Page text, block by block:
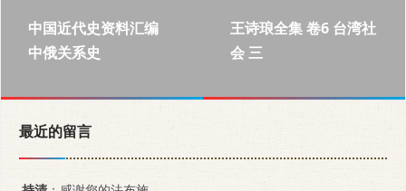
中国近代史资料汇编
中俄关系史
王诗琅全集 卷6 台湾社
会 三
最近的留言